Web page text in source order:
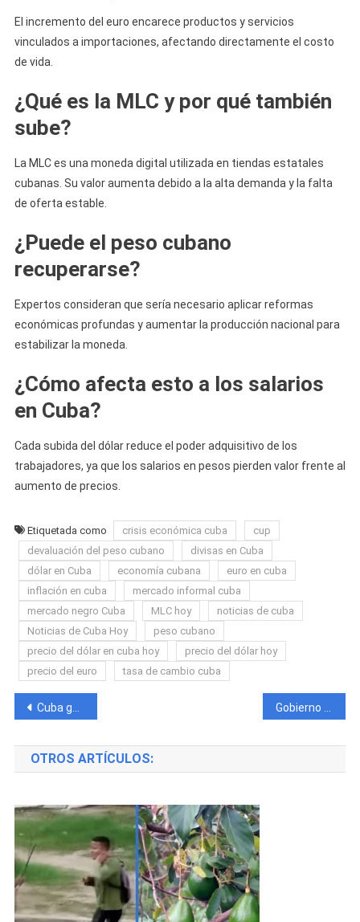
El incremento del euro encarece productos y servicios
vinculados a importaciones, afectando directamente el costo
de vida.
¿Qué es la MLC y por qué también
sube?
La MLC es una moneda digital utilizada en tiendas estatales
cubanas. Su valor aumenta debido a la alta demanda y la falta
de oferta estable.
¿Puede el peso cubano
recuperarse?
Expertos consideran que sería necesario aplicar reformas
económicas profundas y aumentar la producción nacional para
estabilizar la moneda.
¿Cómo afecta esto a los salarios
en Cuba?
Cada subida del dólar reduce el poder adquisitivo de los
trabajadores, ya que los salarios en pesos pierden valor frente al
aumento de precios.
Etiquetada como crisis económica cuba
cup
devaluación del peso cubano
divisas en Cuba
dólar en Cuba
economía cubana
euro en cuba
inflación en cuba
mercado informal cuba
mercado negro Cuba
MLC hoy
noticias de cuba
Noticias de Cuba Hoy
peso cubano
precio del dólar en cuba hoy
precio del dólar hoy
precio del euro
tasa de cambio cuba
Navegación
de
entradas
Cuba gastó más de 11 millones de dólares en combustible comprado a Estados Unidos Gobierno cubano anuncia nuevos aumentos en precios del combustible en dólares
OTROS ARTÍCULOS: